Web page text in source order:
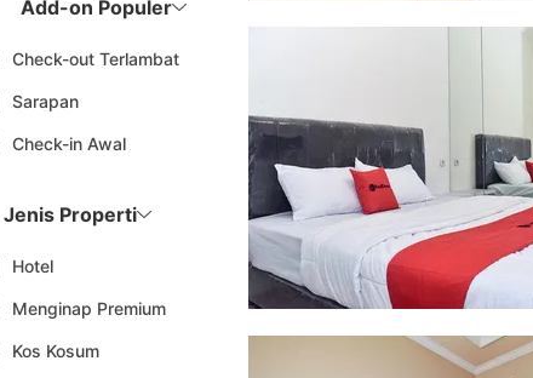
Add-on Populer
Check-out Terlambat
Sarapan
Check-in Awal
Jenis Properti
Hotel
Menginap Premium
Kos Kosum